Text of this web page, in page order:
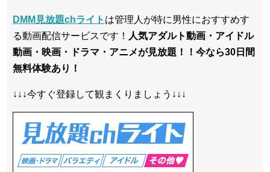
DMM見放題chライト は管理人が特に男性におすすめす
る動画配信サービスです！ 人気アダルト動画・アイドル
動画・映画・ドラマ・アニメが見放題！！今なら30日間
無料体験あり！
↓↓↓今すぐ登録して観まくりましょう↓↓↓